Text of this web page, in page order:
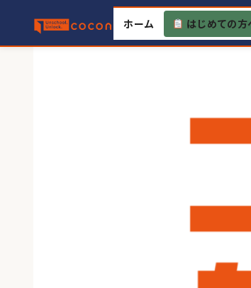
content
ホーム はじめての方